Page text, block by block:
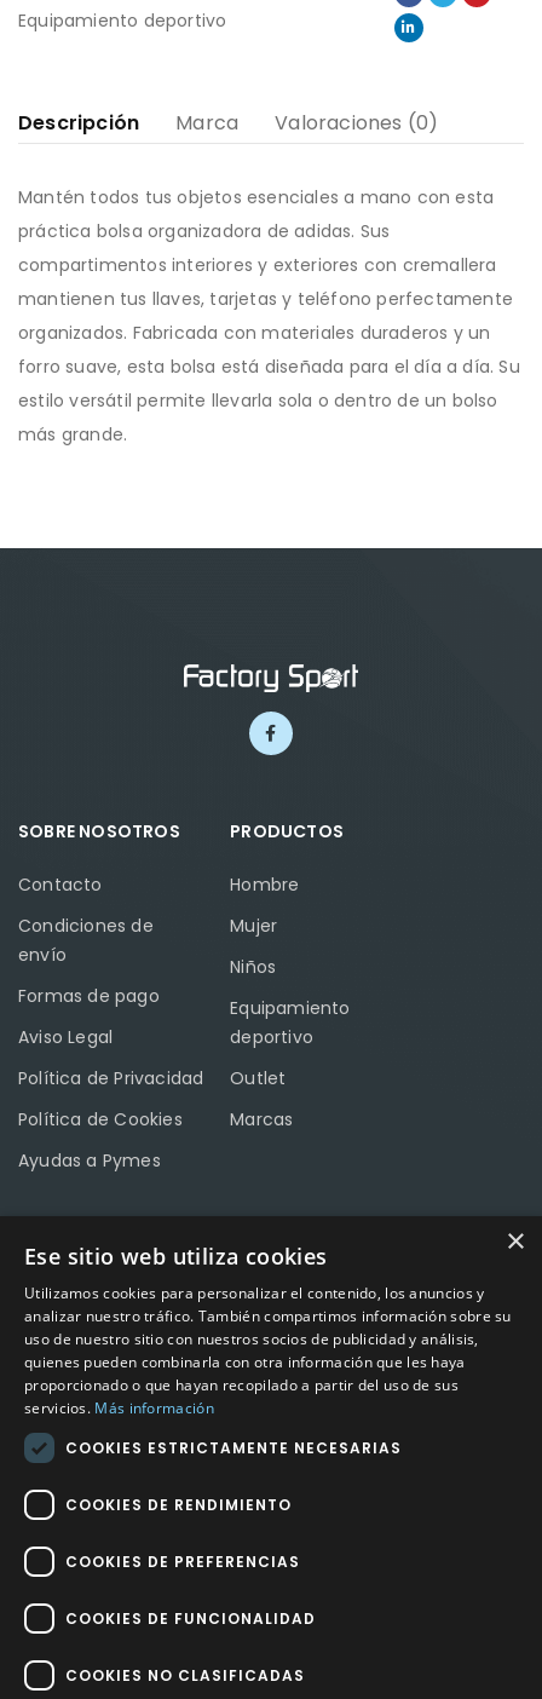
Equipamiento deportivo
Descripción Marca Valoraciones (0)
Mantén todos tus objetos esenciales a mano con esta
práctica bolsa organizadora de adidas. Sus
compartimentos interiores y exteriores con cremallera
mantienen tus llaves, tarjetas y teléfono perfectamente
organizados. Fabricada con materiales duraderos y un
forro suave, esta bolsa está diseñada para el día a día. Su
estilo versátil permite llevarla sola o dentro de un bolso
más grande.
SOBRE NOSOTROS
Contacto
Condiciones de
envío
Formas de pago
Aviso Legal
Política de Privacidad
Política de Cookies
Ayudas a Pymes
PRODUCTOS
Hombre
Mujer
Niños
Equipamiento
deportivo
Outlet
Marcas
CONTACTO
Calle Méndez Núñez nº3 – Fuente Palmera 14120 Córdoba
Teléfono957 04 96 57
Emailinfo@factory-sport.es
HORARIO COMERCIAL
Lunes a viernes
10:00 a 14:00 / 18:00 a 21:00
Factory Sport 2023© – Todos los derechos reservados | Hecho por
×
Ese sitio web utiliza cookies
Utilizamos cookies para personalizar el contenido, los anuncios y
analizar nuestro tráfico. También compartimos información sobre su
uso de nuestro sitio con nuestros socios de publicidad y análisis,
quienes pueden combinarla con otra información que les haya
proporcionado o que hayan recopilado a partir del uso de sus
servicios. Más información
COOKIES ESTRICTAMENTE NECESARIAS
COOKIES DE RENDIMIENTO
COOKIES DE PREFERENCIAS
COOKIES DE FUNCIONALIDAD
COOKIES NO CLASIFICADAS